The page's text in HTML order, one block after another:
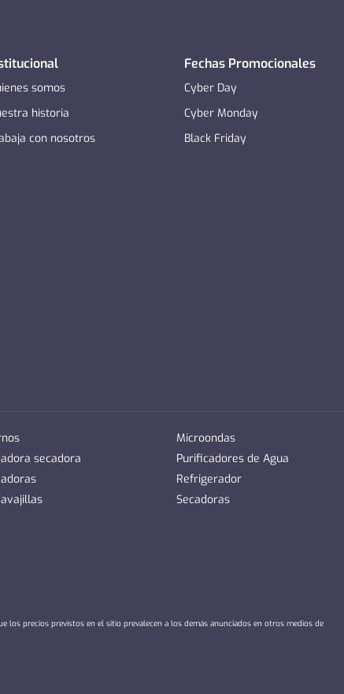
somos
historia
con nosotros
Fechas Promocionales
Cyber Day
Cyber Monday
Black Friday
secadora
Microondas
Purificadores de Agua
Refrigerador
Secadoras
los precios previstos en el sitio prevalecen a los demás anunciados en otros medios de